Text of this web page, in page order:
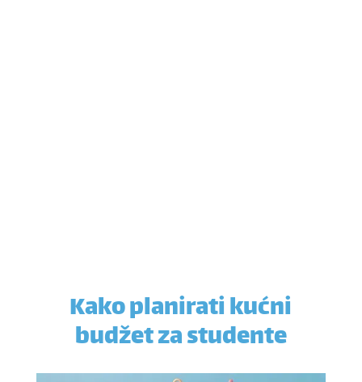
Kako planirati kućni
budžet za studente